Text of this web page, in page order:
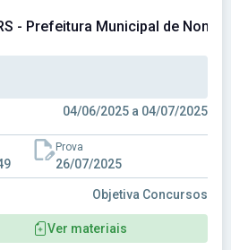
- Prefeitura Municipal de
04/06/2025 a 04/07/2025
Prova
26/07/2025
Objetiva Concursos
Ver materiais